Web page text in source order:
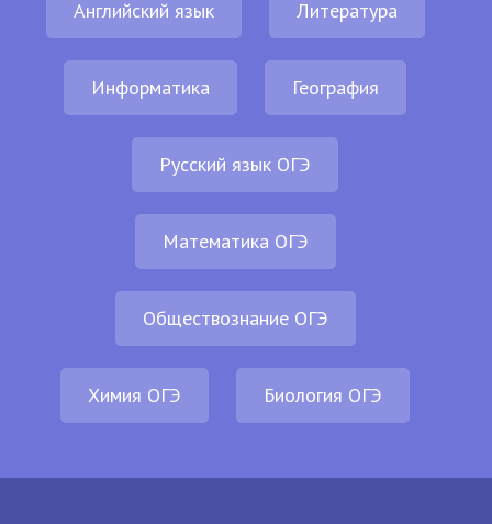
Английский язык Литература
Информатика География
Русский язык ОГЭ
Математика ОГЭ
Обществознание ОГЭ
Химия ОГЭ Биология ОГЭ